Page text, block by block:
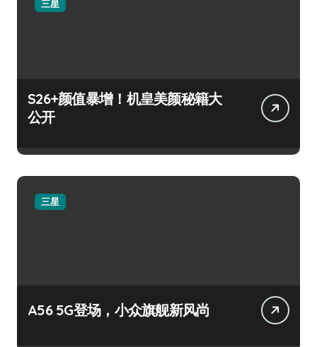
三星
S26+颜值暴增！机皇美颜秘籍大
公开
三星
A56 5G登场，小众旗舰新风尚